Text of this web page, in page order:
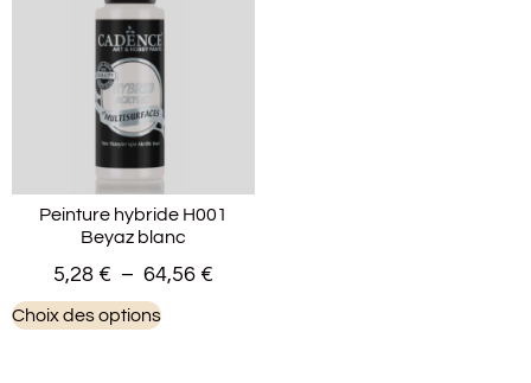
Peinture hybride H001
Beyaz blanc
5,28 € – 64,56 €
Choix des options